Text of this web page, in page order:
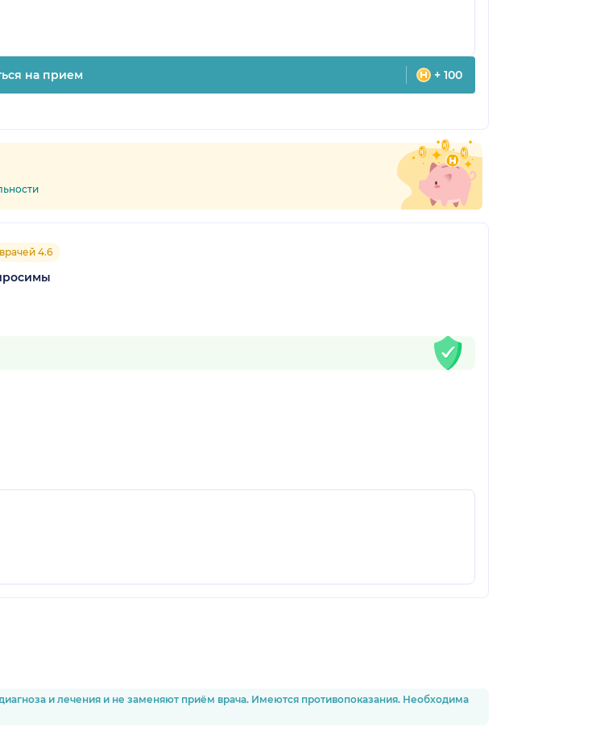
на прием + 100
4.6
и лечения и не заменяют приём врача. Имеются противопоказания. Необходима